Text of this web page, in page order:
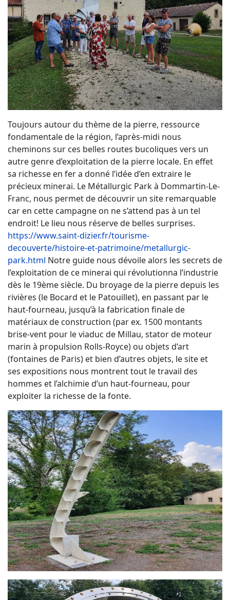
Toujours autour du thème de la pierre, ressource
fondamentale de la région, l’après-midi nous
cheminons sur ces belles routes bucoliques vers un
autre genre d’exploitation de la pierre locale. En effet
sa richesse en fer a donné l’idée d’en extraire le
précieux minerai. Le Métallurgic Park à Dommartin-Le-
Franc, nous permet de découvrir un site remarquable
car en cette campagne on ne s’attend pas à un tel
endroit! Le lieu nous réserve de belles surprises.
https://www.saint-dizier.fr/tourisme-
decouverte/histoire-et-patrimoine/metallurgic-
park.html Notre guide nous dévoile alors les secrets de
l’exploitation de ce minerai qui révolutionna l’industrie
dès le 19ème siècle. Du broyage de la pierre depuis les
rivières (le Bocard et le Patouillet), en passant par le
haut-fourneau, jusqu’à la fabrication finale de
matériaux de construction (par ex. 1500 montants
brise-vent pour le viaduc de Millau, stator de moteur
marin à propulsion Rolls-Royce) ou objets d’art
(fontaines de Paris) et bien d’autres objets, le site et
ses expositions nous montrent tout le travail des
hommes et l’alchimie d’un haut-fourneau, pour
exploiter la richesse de la fonte.